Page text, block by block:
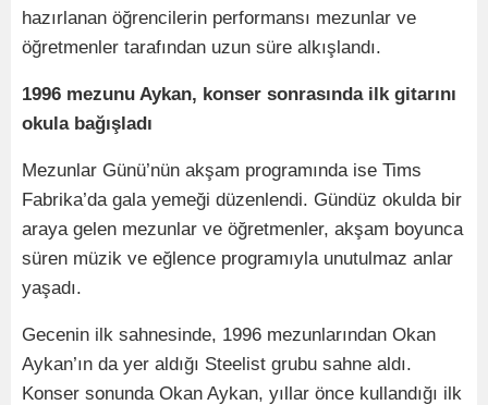
hazırlanan öğrencilerin performansı mezunlar ve
öğretmenler tarafından uzun süre alkışlandı.
1996 mezunu Aykan, konser sonrasında ilk gitarını
okula bağışladı
Mezunlar Günü’nün akşam programında ise Tims
Fabrika’da gala yemeği düzenlendi. Gündüz okulda bir
araya gelen mezunlar ve öğretmenler, akşam boyunca
süren müzik ve eğlence programıyla unutulmaz anlar
yaşadı.
Gecenin ilk sahnesinde, 1996 mezunlarından Okan
Aykan’ın da yer aldığı Steelist grubu sahne aldı.
Konser sonunda Okan Aykan, yıllar önce kullandığı ilk